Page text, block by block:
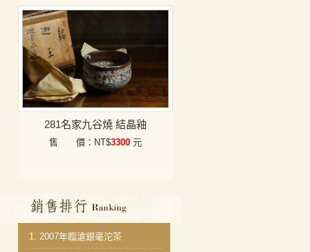
281名家九谷燒 結晶釉
售 價：NT$3300 元
銷售排行
1. 2007年臨滄銀毫沱茶